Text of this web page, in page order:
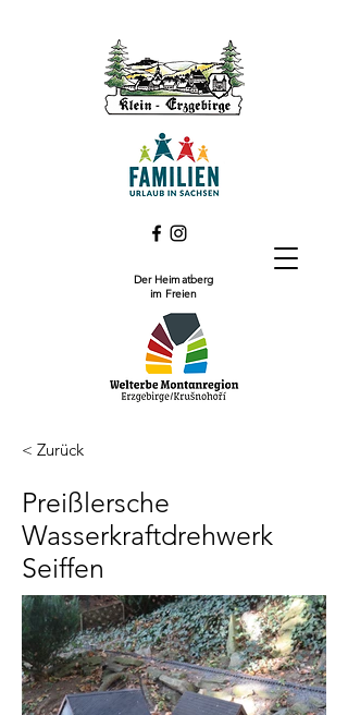
Der Heimatberg
im Freien
< Zurück
Preißlersche
Wasserkraftdrehwerk
Seiffen